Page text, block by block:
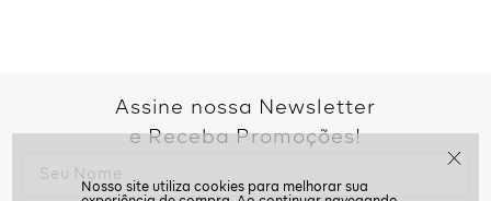
Assine nossa Newsletter
e Receba Promoções!